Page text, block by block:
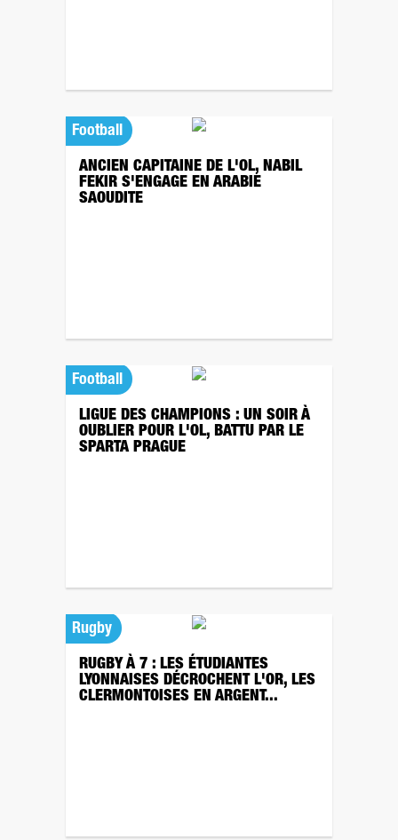
Football
ANCIEN CAPITAINE DE L'OL, NABIL
FEKIR S'ENGAGE EN ARABIE
SAOUDITE
Football
LIGUE DES CHAMPIONS : UN SOIR À
OUBLIER POUR L'OL, BATTU PAR LE
SPARTA PRAGUE
Rugby
RUGBY À 7 : LES ÉTUDIANTES
LYONNAISES DÉCROCHENT L'OR, LES
CLERMONTOISES EN ARGENT...